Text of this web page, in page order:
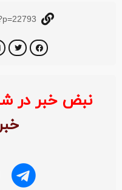
نبض خبر در